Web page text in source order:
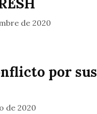
de 2020
por sus
de 2020